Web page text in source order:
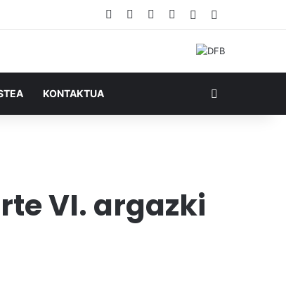
Facebook YouTube
RSS Ausazko
KONTAKTUA
VI. argazki